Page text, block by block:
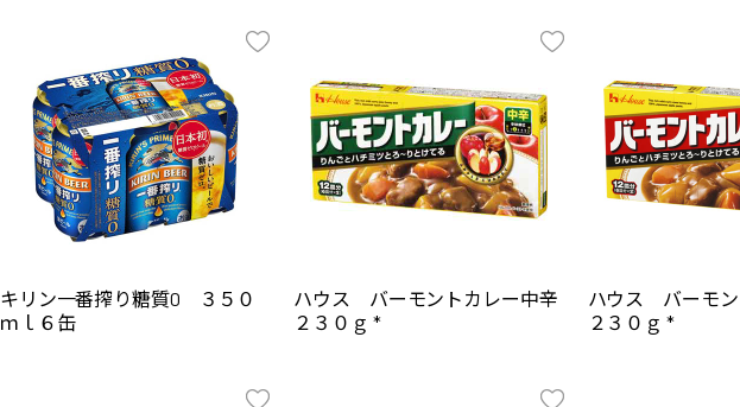
キリン一番搾り糖質0 ３５０
ｍｌ６缶
ハウス バーモントカレー中辛
２３０ｇ *
ハウス バーモン
２３０ｇ *